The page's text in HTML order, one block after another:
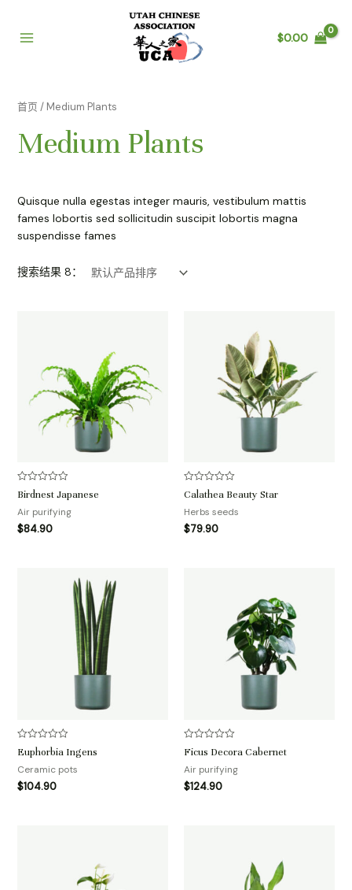
$0.00
首页 / Medium Plants
Medium Plants
Quisque nulla egestas integer mauris, vestibulum mattis
fames lobortis sed sollicitudin suscipit lobortis magna
suspendisse fames
搜索结果 8：
评
分
0
&sol;
5
Birdnest Japanese
Air purifying
$84.90
评
分
0
&sol;
5
Calathea Beauty Star
Herbs seeds
$79.90
评
分
0
&sol;
5
Euphorbia Ingens
Ceramic pots
$104.90
评
分
0
&sol;
5
Ficus Decora Cabernet
Air purifying
$124.90